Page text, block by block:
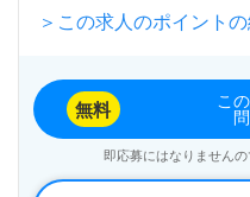
しは【ウィルオブ介護】
待ちしております。
＞この求人のポイント
無料
こ
即応募にはなりません